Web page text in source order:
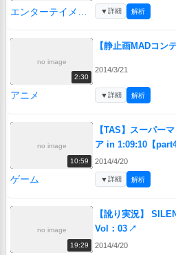
▼詳細 解析
no image
2:30
【静止画MADコ
2014/3/21
アニメ ▼詳細 解析
no image
10:59
【TAS】スーパー
ア in 1:09:10【part4
2014/4/20
ゲーム ▼詳細 解析
no image
19:29
【訛り実況】
Vol：03 ↗
2014/4/20